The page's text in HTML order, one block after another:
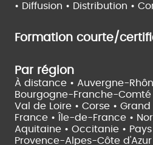
• Diffusion • Distribution •
Formation courte/
Par région
À distance • Auvergne-
Bourgogne-Franche-Comté
Val de Loire • Corse • Grand
France •
Île-de-France •
Aquitaine • Occitanie •
Provence-Alpes-Côte d'Azur